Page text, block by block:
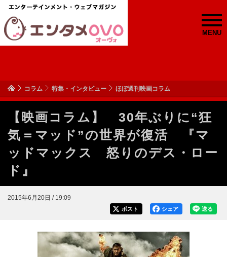
MENU
コラム 特集・インタビュー ほぼ週刊映画コラム
【映画コラム】 30年ぶりに“狂
気＝マッド”の世界が復活 『マ
ッドマックス 怒りのデス・ロー
ド』
2015年6月20日 / 19:09
送る
シェア
ポスト